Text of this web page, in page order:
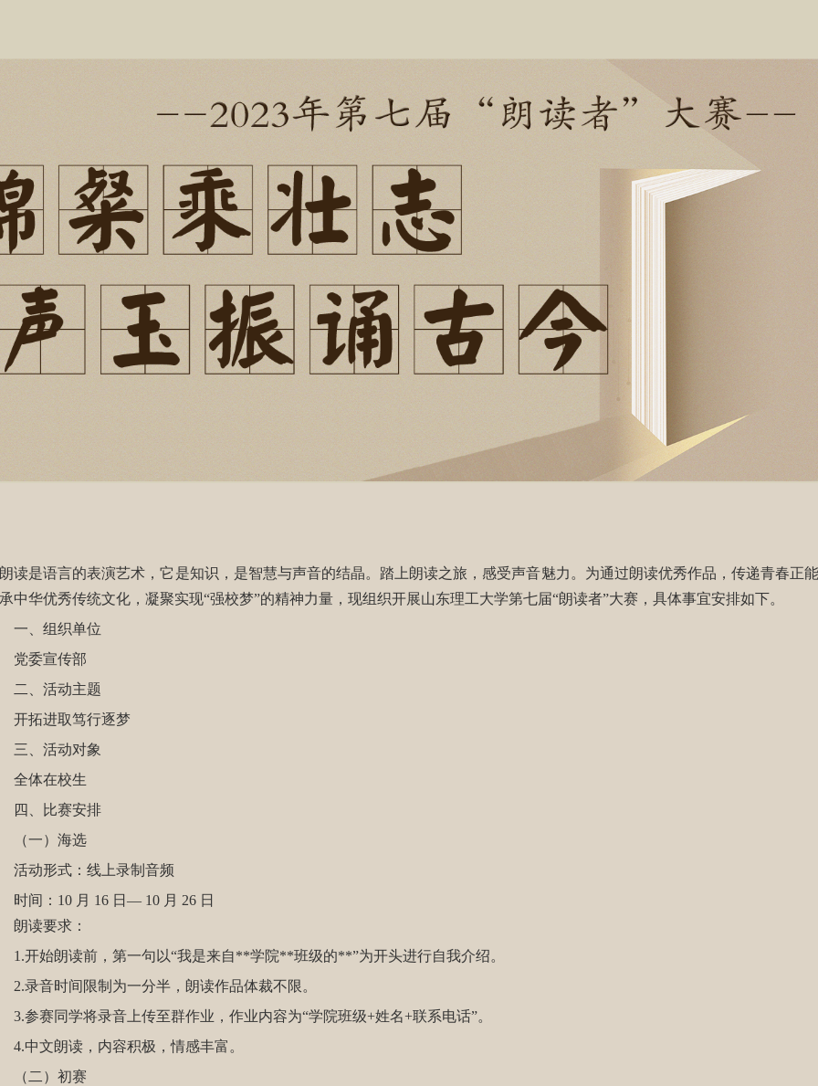
是语言的表演艺术，它是知识，是智慧与声音的结晶。踏上朗读之旅，感受声音魅力。为通过朗读优秀作品，传递青春正
中华优秀传统文化，凝聚实现“强校梦”的精神力量，现组织开展山东理工大学第七届“朗读者”大赛，具体事宜安排如下。
、组织单位
委宣传部
、活动主题
拓进取笃行逐梦
、活动对象
体在校生
、比赛安排
一）海选
形式：线上录制音频
：10 月 16 日— 10 月 26 日
读要求：
始朗读前，第一句以“我是来自**学院**班级的**”为开头进行自我介绍。
音时间限制为一分半，朗读作品体裁不限。
赛同学将录音上传至群作业，作业内容为“学院班级+姓名+联系电话”。
文朗读，内容积极，情感丰富。
二）初赛